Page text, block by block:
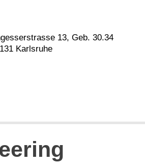
13, Geb. 30.34
Karlsruhe